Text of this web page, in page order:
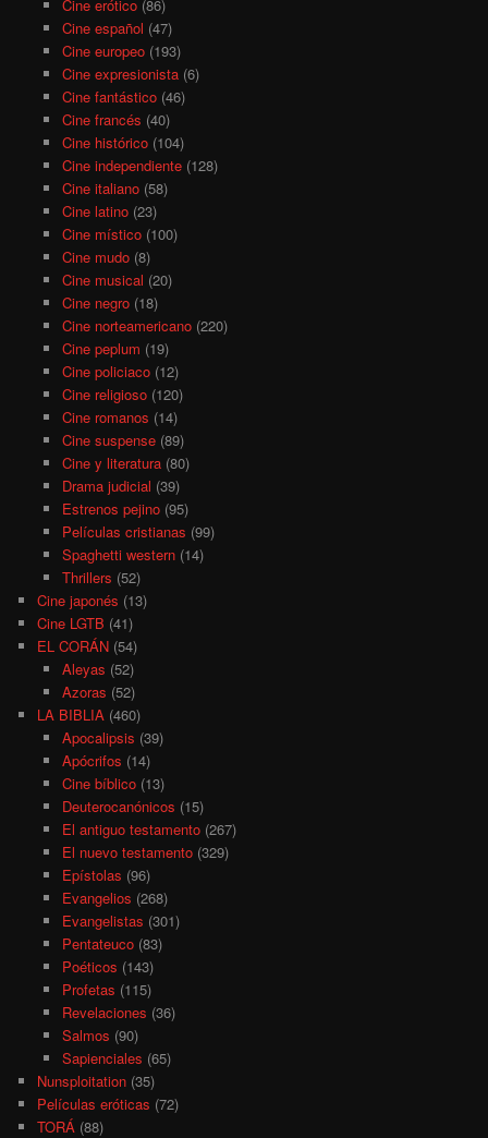
Cine erótico(86)
Cine español (47)
Cine europeo(193)
Cine expresionista(6)
Cine fantástico(46)
Cine francés (40)
Cine histórico(104)
Cine independiente(128)
Cine italiano(58)
Cine latino(23)
Cine místico(100)
Cine mudo(8)
Cine musical (20)
Cine negro(18)
Cine norteamericano(220)
Cine peplum (19)
Cine policiaco(12)
Cine religioso(120)
Cine romanos (14)
Cine suspense(89)
Cine y literatura(80)
Drama judicial (39)
Estrenos pejino(95)
Películas cristianas (99)
Spaghetti western(14)
Thrillers (52)
Cine japonés (13)
Cine LGTB (41)
EL CORÁN (54)
Aleyas (52)
Azoras (52)
LA BIBLIA (460)
Apocalipsis (39)
Apócrifos (14)
Cine bíblico(13)
Deuterocanónicos (15)
El antiguo testamento(267)
El nuevo testamento(329)
Epístolas (96)
Evangelios (268)
Evangelistas (301)
Pentateuco(83)
Poéticos (143)
Profetas (115)
Revelaciones (36)
Salmos (90)
Sapienciales (65)
Nunsploitation (35)
Películas eróticas (72)
TORÁ (88)